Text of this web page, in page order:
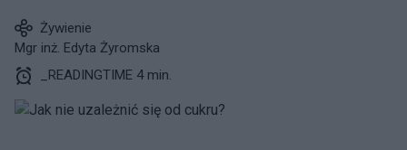
Żywienie
Mgr inż. Edyta Żyromska
_READINGTIME 4 min.